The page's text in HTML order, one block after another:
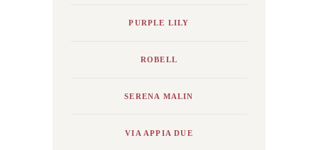
PURPLE LILY
ROBELL
SERENA MALIN
VIA APPIA DUE